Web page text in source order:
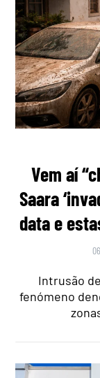
Vem aí
Saara
data e
Intrusão
fenómeno